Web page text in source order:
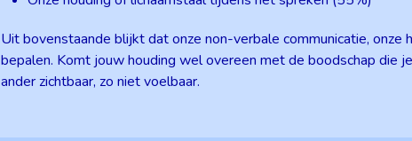
Uit bovenstaande blijkt dat onze non-verbale communicatie,
bepalen. Komt jouw houding wel overeen met de boodschap die
ander zichtbaar, zo niet voelbaar.